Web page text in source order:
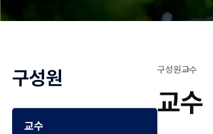
구성원
교수
구성원교수
교수